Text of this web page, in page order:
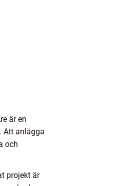
är en
Att anlägga
och
projekt är